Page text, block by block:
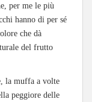
per me le più
hanno di per sé
che dà
del frutto
la muffa a volte
peggiore delle